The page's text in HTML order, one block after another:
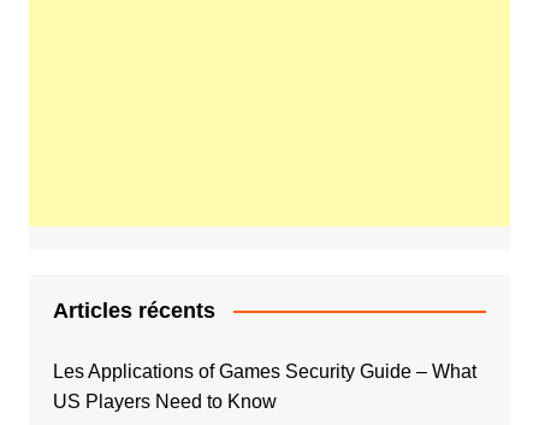
Articles récents
Les Applications of Games Security Guide – What
US Players Need to Know